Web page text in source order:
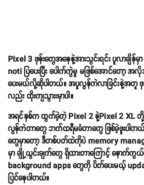
Pixel 3 ဖုန်းတွေအနေနဲ့အားသွင်းရင်း ပူလာချိန်
noti ပြပေးပြီး ပေါက်ကွဲမှု မဖြစ်အောင်တော့
ပေးမယ်လို့ဆိုပါတယ်။ အပူလွန်ကဲလာခြင်းနဲ့အတူ ဖု
လည်း ထိုးကျသွားးမှာပါ။
အရင်နှစ်က ထွက်ခဲ့တဲ့ Pixel 2 နဲ့Pixel 2 XL
လွန်ကဲတာတွေ ဘက်ထရီမခံတာတွေ ဖြစ်ခဲ့ဖူးပါတယ်
တွေမှာတော့ ဒီတစ်ပတ်ထဲကိုပဲ memory
မှာ ချို့ယွင်းချက်တွေ ရှိထားတာကြောင့် နော
background apps တွေကို ပိတ်ပေးမယ့်
ပြင်နေပါတယ်။